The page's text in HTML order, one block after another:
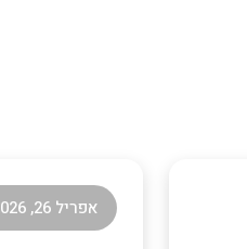
אפריל 26, 2026